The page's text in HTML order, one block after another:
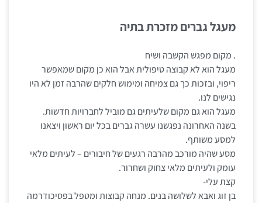
מעגל גברים מזכרת בתיה
. מקום מפגש הקשבה ושיח
מעגל הוא לא קבוצה טיפולית אבל הוא כן מקום שמאפשר
ריפוי, ובזכות כך גם צמיחה ומימוש חלקים שהרבה זמן לא היו
נגישים לנו.
מעגל הוא גם מקום שלעיתים גם מוביל לחברויות חדשות.
בשנה האחרונה נפגשנו עשרה גברים בכל יום ראשון ויצאנו
למסע משותף.
מסע שהיה מורכב מהרבה רגעים של חיבורים – לעיתים מלאי
עומק ולעיתים מלאי צחוק ושחרור.
קצת עלי-
בן זוג ואבא לשלושה בנים. מנחה קבוצות ומטפל בפסיכודרמה